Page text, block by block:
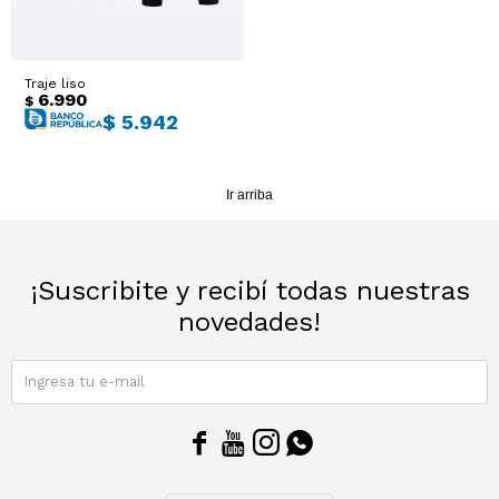
Traje liso
$ 6.990
$ 5.942
Ir arriba
¡Suscribite y recibí todas nuestras
novedades!
   
Trajes
Ver todo